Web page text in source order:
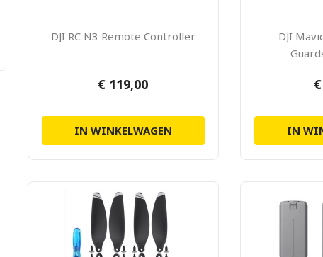
DJI RC N3 Remote Controller
€ 119,00
IN WINKELWAGEN
DJI
IN